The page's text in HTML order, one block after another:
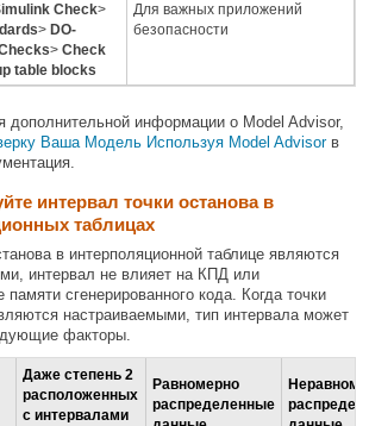
Check>
> DO-
> Check
table blocks
Для важных приложений
безопасности
дополнительной информации о Model Advisor,
Ваша Модель Используя Model Advisorв
интервал точки останова в
таблицах
в интерполяционной таблице являются
интервал не влияет на КПД или
памяти сгенерированного кода. Когда точки
настраиваемыми, тип интервала может
факторы.
Даже степень 2
расположенных
с интервалами
Равномерно
распределенные